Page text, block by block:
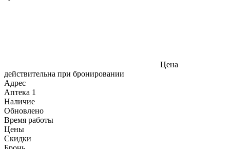
Цена
действительна при бронировании
Адрес
Аптека 1
Наличие
Обновлено
Время работы
Цены
Скидки